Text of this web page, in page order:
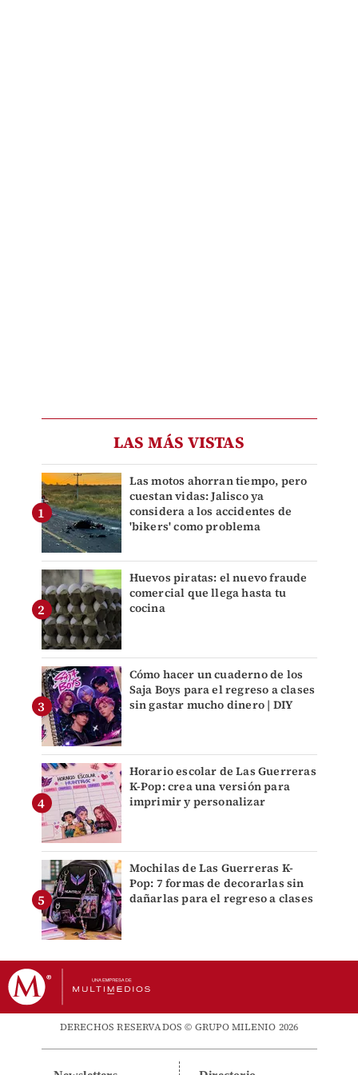
LAS MÁS VISTAS
Las motos ahorran tiempo, pero
cuestan vidas: Jalisco ya
considera a los accidentes de
'bikers' como problema
Huevos piratas: el nuevo fraude
comercial que llega hasta tu
cocina
Cómo hacer un cuaderno de los
Saja Boys para el regreso a clases
sin gastar mucho dinero | DIY
Horario escolar de Las Guerreras
K-Pop: crea una versión para
imprimir y personalizar
Mochilas de Las Guerreras K-
Pop: 7 formas de decorarlas sin
dañarlas para el regreso a clases
DERECHOS RESERVADOS © GRUPO MILENIO 2026